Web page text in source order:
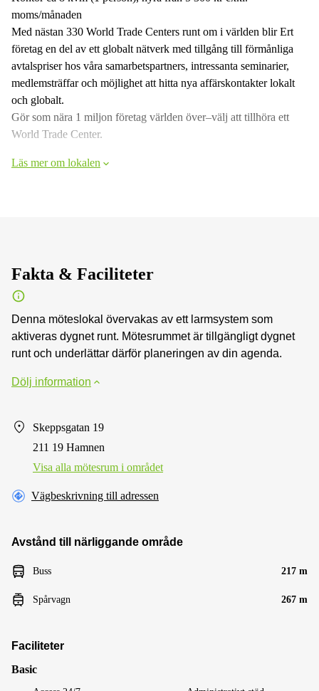
moms/månaden
Med nästan 330 World Trade Centers runt om i världen blir Ert
företag en del av ett globalt nätverk med tillgång till förmånliga
avtalspriser hos våra samarbetspartners, intressanta seminarier,
medlemsträffar och möjlighet att hitta nya affärskontakter lokalt
och globalt.
Gör som nära 1 miljon företag världen över–välj att tillhöra ett
World Trade Center.
Läs mer om lokalen
Fakta & Faciliteter
Denna möteslokal övervakas av ett larmsystem som
aktiveras dygnet runt. Mötesrummet är tillgängligt dygnet
runt och underlättar därför planeringen av din agenda.
Dölj information
Skeppsgatan 19
211 19 Hamnen
Visa alla mötesrum i området
Vägbeskrivning till adressen
Avstånd till närliggande område
Buss 217 m
Spårvagn 267 m
Faciliteter
Basic